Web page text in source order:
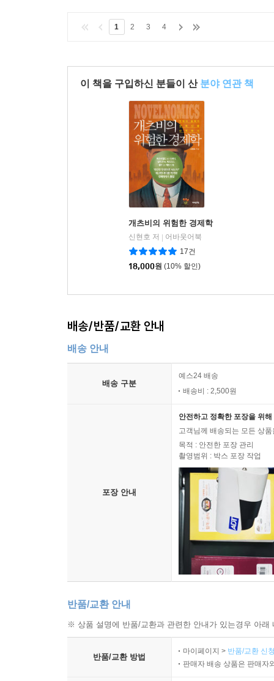
1 2 3 4
이 책을 구입하신 분들이 산 분야 연관 책
개츠비의 위험한 경제학
신현호 저
어바웃어북
17건
18,000원 (10% 할인)
배송/반품/교환 안내
배송 안내
배송 구분
예스24 배송
배송비 : 2,500원
포장 안내
안전하고 정확한 포장을 위
고객님께 배송되는 모든 상
목적 : 안전한 포장 관리
촬영범위 : 박스 포장 작업
반품/교환 안내
※ 상품 설명에 반품/교환과 관련한 안내가 있는경우 아
반품/교환 방법
마이페이지 > 반품/교환 신
판매자 배송 상품은 판매자